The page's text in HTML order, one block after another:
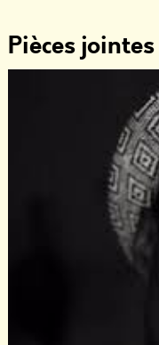
Pièces jointes